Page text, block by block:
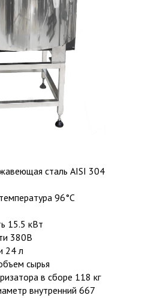
сталь AISI 304
96°С
15.5 кВт
380В
24 л
сырья
в сборе 118 кг
внутренний 667